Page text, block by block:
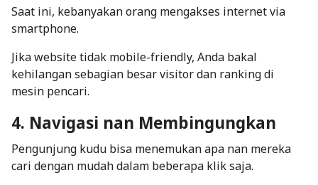
Saat ini, kebanyakan orang mengakses internet via
smartphone.
Jika website tidak mobile-friendly, Anda bakal
kehilangan sebagian besar visitor dan ranking di
mesin pencari.
4. Navigasi nan Membingungkan
Pengunjung kudu bisa menemukan apa nan mereka
cari dengan mudah dalam beberapa klik saja.